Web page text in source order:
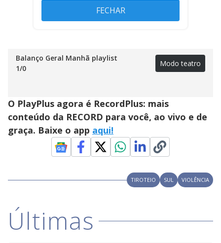
Balanço Geral Manhã playlist
1/0
Modo teatro
O PlayPlus agora é RecordPlus: mais
conteúdo da RECORD para você, ao vivo e de
graça. Baixe o app aqui!
TIROTEIO SUL VIOLÊNCIA
Últimas